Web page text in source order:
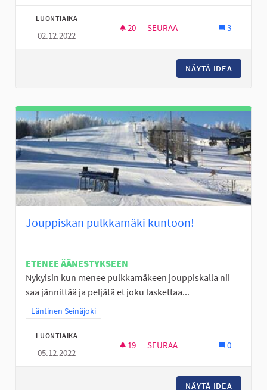
LUONTIAIKA
02.12.2022
20 20 SEURAAJAA
SEURAA 3
NÄYTÄ IDEA
Jouppiskan pulkkamäki kuntoon!
ETENEE ÄÄNESTYKSEEN
Nykyisin kun menee pulkkamäkeen jouppiskalla nii
saa jännittää ja peljätä et joku laskettaa...
Rajaa tulokset teeman mukaan: Läntinen Seinäjoki
Läntinen Seinäjoki
LUONTIAIKA
05.12.2022
19 19 SEURAAJAA
SEURAA 0
NÄYTÄ IDEA